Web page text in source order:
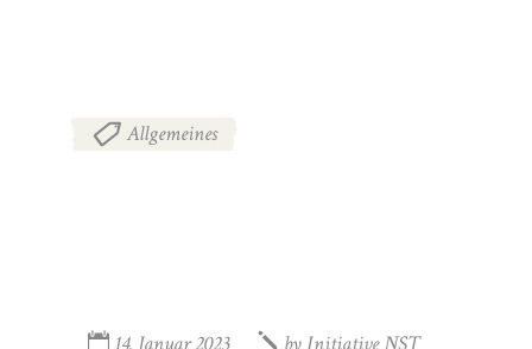
Allgemeines